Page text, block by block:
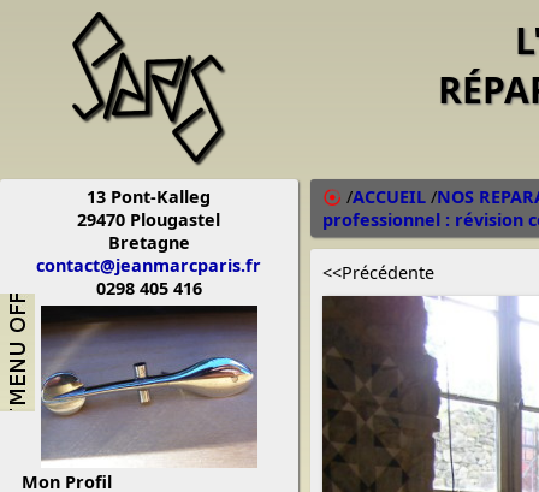
13 Pont-Kalleg
29470 Plougastel
Bretagne
contact@jeanmarcparis.fr
0298 405 416
Mon Profil
/ACCUEIL /NOS
professionnel : révision
<<Précédente